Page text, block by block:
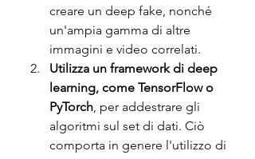
creare un deep fake, nonché
un'ampia gamma di altre
immagini e video correlati.
Utilizza un framework di deep
learning, come TensorFlow o
PyTorch, per addestrare gli
algoritmi sul set di dati. Ciò
comporta in genere l'utilizzo di